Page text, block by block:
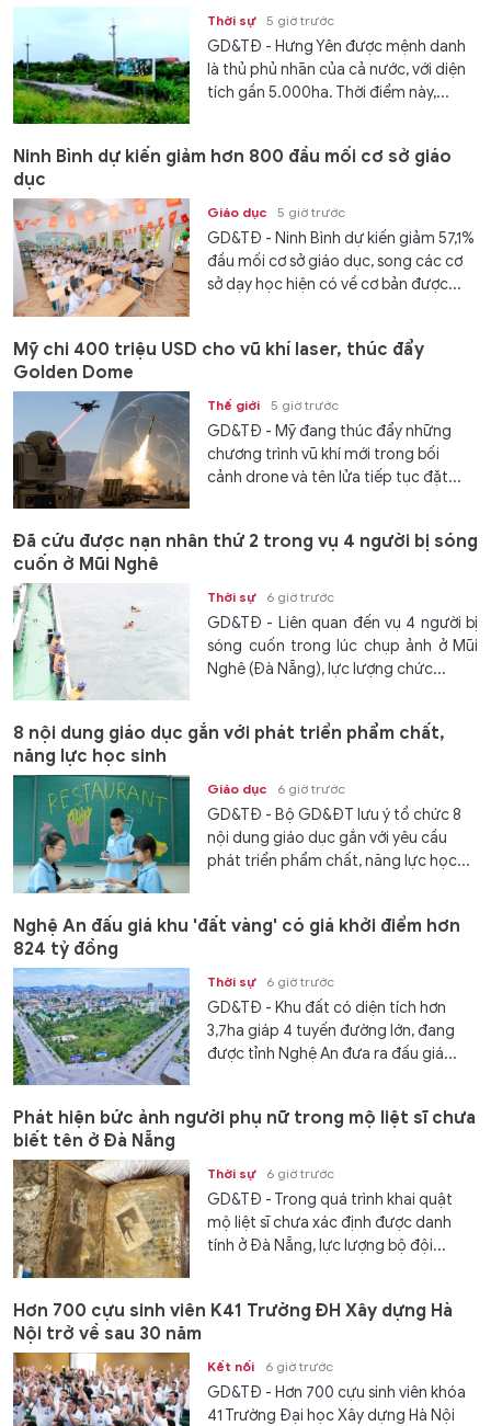
Thời sự 5 giờ trước
GD&TĐ - Hưng Yên được mệnh danh
là thủ phủ nhãn của cả nước, với diện
tích gần 5.000ha. Thời điểm này,...
Ninh Bình dự kiến giảm hơn 800 đầu mối cơ sở giáo
dục
Giáo dục 5 giờ trước
GD&TĐ - Ninh Bình dự kiến giảm 57,1%
đầu mối cơ sở giáo dục, song các cơ
sở dạy học hiện có về cơ bản được...
Mỹ chi 400 triệu USD cho vũ khí laser, thúc đẩy
Golden Dome
Thế giới 5 giờ trước
GD&TĐ - Mỹ đang thúc đẩy những
chương trình vũ khí mới trong bối
cảnh drone và tên lửa tiếp tục đặt...
Đã cứu được nạn nhân thứ 2 trong vụ 4 người bị sóng
cuốn ở Mũi Nghê
Thời sự 6 giờ trước
GD&TĐ - Liên quan đến vụ 4 người bị
sóng cuốn trong lúc chụp ảnh ở Mũi
Nghê (Đà Nẵng), lực lượng chức...
8 nội dung giáo dục gắn với phát triển phẩm chất,
năng lực học sinh
Giáo dục 6 giờ trước
GD&TĐ - Bộ GD&ĐT lưu ý tổ chức 8
nội dung giáo dục gắn với yêu cầu
phát triển phẩm chất, năng lực học...
Nghệ An đấu giá khu 'đất vàng' có giá khởi điểm hơn
824 tỷ đồng
Thời sự 6 giờ trước
GD&TĐ - Khu đất có diện tích hơn
3,7ha giáp 4 tuyến đường lớn, đang
được tỉnh Nghệ An đưa ra đấu giá...
Phát hiện bức ảnh người phụ nữ trong mộ liệt sĩ chưa
biết tên ở Đà Nẵng
Thời sự 6 giờ trước
GD&TĐ - Trong quá trình khai quật
mộ liệt sĩ chưa xác định được danh
tính ở Đà Nẵng, lực lượng bộ đội...
Hơn 700 cựu sinh viên K41 Trường ĐH Xây dựng Hà
Nội trở về sau 30 năm
Kết nối 6 giờ trước
GD&TĐ - Hơn 700 cựu sinh viên khóa
41 Trường Đại học Xây dựng Hà Nội